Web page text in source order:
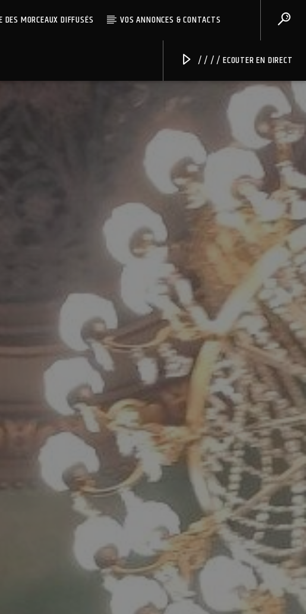
DES MORCEAUX DIFFUSÉS VOS ANNONCES & CONTACTS
/ / / / ECOUTER EN DIRECT